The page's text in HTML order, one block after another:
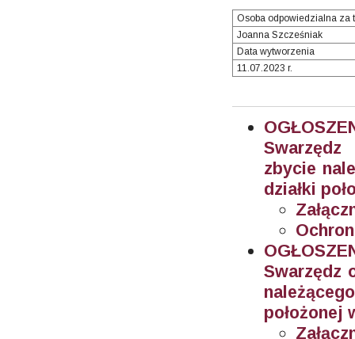
Osoba odpowiedzialna za
Joanna Szcześniak
Data wytworzenia
11.07.2023 r.
zbycie
działki
Swarzędz
położonej